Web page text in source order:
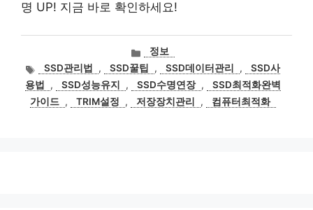
명 UP! 지금 바로 확인하세요!
카
테
고
리
정보
태
그
SSD관리법 , SSD꿀팁 , SSD데이터관리 ,
SSD사
용법
, SSD성능유지 , SSD수명연장 ,
SSD최적화완벽
가이드 , TRIM설정 , 저장장치관리 , 컴퓨터최적화